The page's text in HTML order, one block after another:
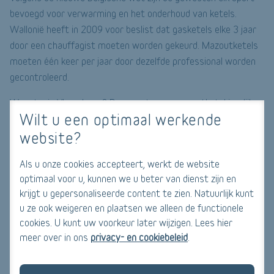
Wilt u een optimaal werkende
website?
Als u onze cookies accepteert, werkt de website
optimaal voor u, kunnen we u beter van dienst zijn en
krijgt u gepersonaliseerde content te zien. Natuurlijk kunt
u ze ook weigeren en plaatsen we alleen de functionele
cookies. U kunt uw voorkeur later wijzigen. Lees hier
meer over in ons privacy- en cookiebeleid
bevoegd voor verwarming en het onderhoud van ketels.
Wallonië heeft in 2009 voor beslist dat gasketels elke 3 jaar
door een chauffagist moeten worden gekeurd. Mazoutketels
moeten één keer per jaar door dezelfde professional worden
gecontroleerd.
Woont u in Vlaanderen? Dan moet u uw mazoutketel jaarlijks
laten keuren en uw gasketel om de twee jaar. Hetzelfde geldt
als u in het Brussels Gewest woont, behalve dat
verplicht gekeurd moeten worden door een door Leefmilieu
Brussel aangestelde deskundige. In alle drie de gewesten
bent u overigens verplicht een beroep te doen op een erkende
loodgieter of technicus. Hij zal u een certificaat overhandigen
voor de periodieke keuring dat u zorgvuldig moet bewaren.
Wie voert het onderhoud uit van een ketel?